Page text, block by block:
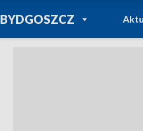
BYDGOSZCZPOWRÓT DO
TVP REGIONY